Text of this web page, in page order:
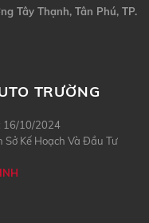
Tây Thạnh, Tân Phú, TP.
TRƯỜNG
16/10/2024
Kế Hoạch Và Đầu Tư